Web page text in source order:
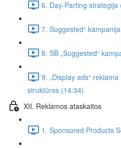
6. Day-Parting strategija
7. Suggested“
8. SB „Suggested“
9. „Display ads“
struktūros (14:34)
XII. Reklamos ataskaitos
1. Sponsored Products